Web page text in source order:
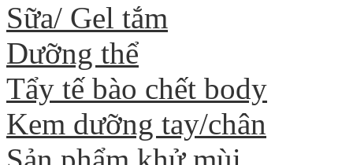
Sữa/ Gel tắm
Dưỡng thể
Tẩy tế bào chết body
Kem dưỡng tay/chân